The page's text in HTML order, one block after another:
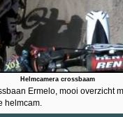
Helmcamera crossbaam
Ermelo, mooi overzicht
helmcam.